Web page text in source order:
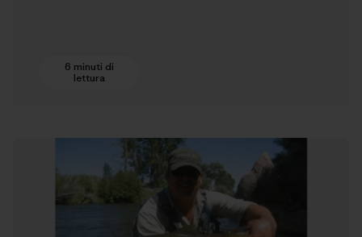
6 minuti di
lettura